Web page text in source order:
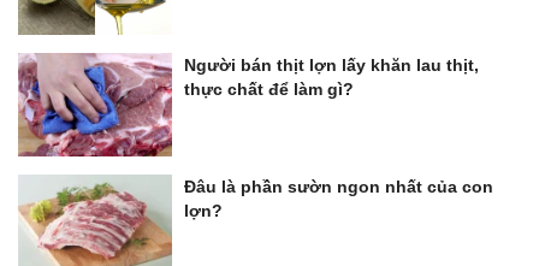
Người bán thịt lợn lấy khăn lau thịt,
thực chất để làm gì?
Đâu là phần sườn ngon nhất của con
lợn?